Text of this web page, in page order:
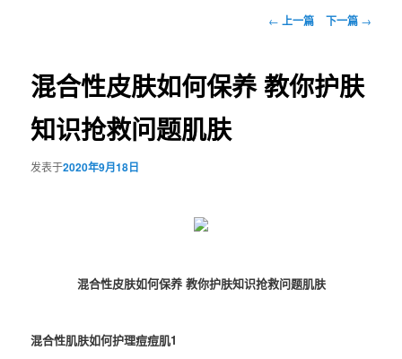
文
航
← 上一篇 下一篇 →
混合性皮肤如何保养 教你护肤
知识抢救问题肌肤
发表于2020年9月18日
混合性皮肤如何保养 教你护肤知识抢救问题肌肤
混合性肌肤如何护理痘痘肌1